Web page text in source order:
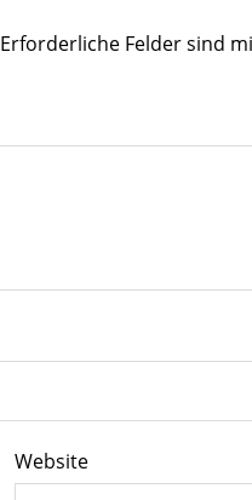
Erforderliche Felder sind
Website